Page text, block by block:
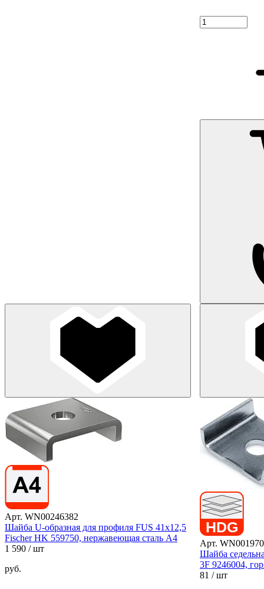
Арт. WN00246382
Шайба U-образная для профиля FUS 41х12,5
Fischer HK 559750, нержавеющая сталь А4
1 590 / шт
руб.
Арт.
Шайба
3F 9246004,
81 / шт